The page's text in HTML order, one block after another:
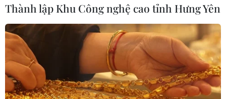
số, tạo động lực phát triển kinh tế số
07/08/2026 07:17
Hàn Quốc đầu tư xây “Thung lũng
Thành lập Khu Công nghệ cao tỉnh Hưng Yên